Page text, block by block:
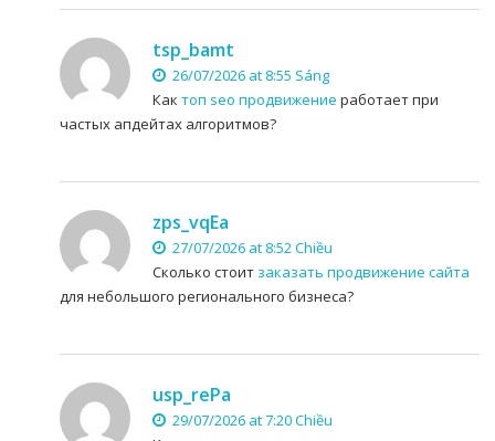
tsp_bamt
26/07/2026 at 8:55 Sáng
Как топ seo продвижение работает при
частых апдейтах алгоритмов?
zps_vqEa
27/07/2026 at 8:52 Chiều
Сколько стоит заказать продвижение сайта
для небольшого регионального бизнеса?
usp_rePa
29/07/2026 at 7:20 Chiều